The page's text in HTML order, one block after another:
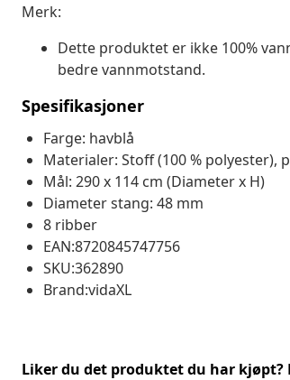
Merk:
Dette produktet er ikke 100%
bedre vannmotstand.
Spesifikasjoner
Farge: havblå
Materialer: Stoff (100 % polyester),
Mål: 290 x 114 cm (Diameter x H)
Diameter stang: 48 mm
8 ribber
EAN:8720845747756
SKU:362890
Brand:vidaXL
Liker du det produktet du har kjøpt?